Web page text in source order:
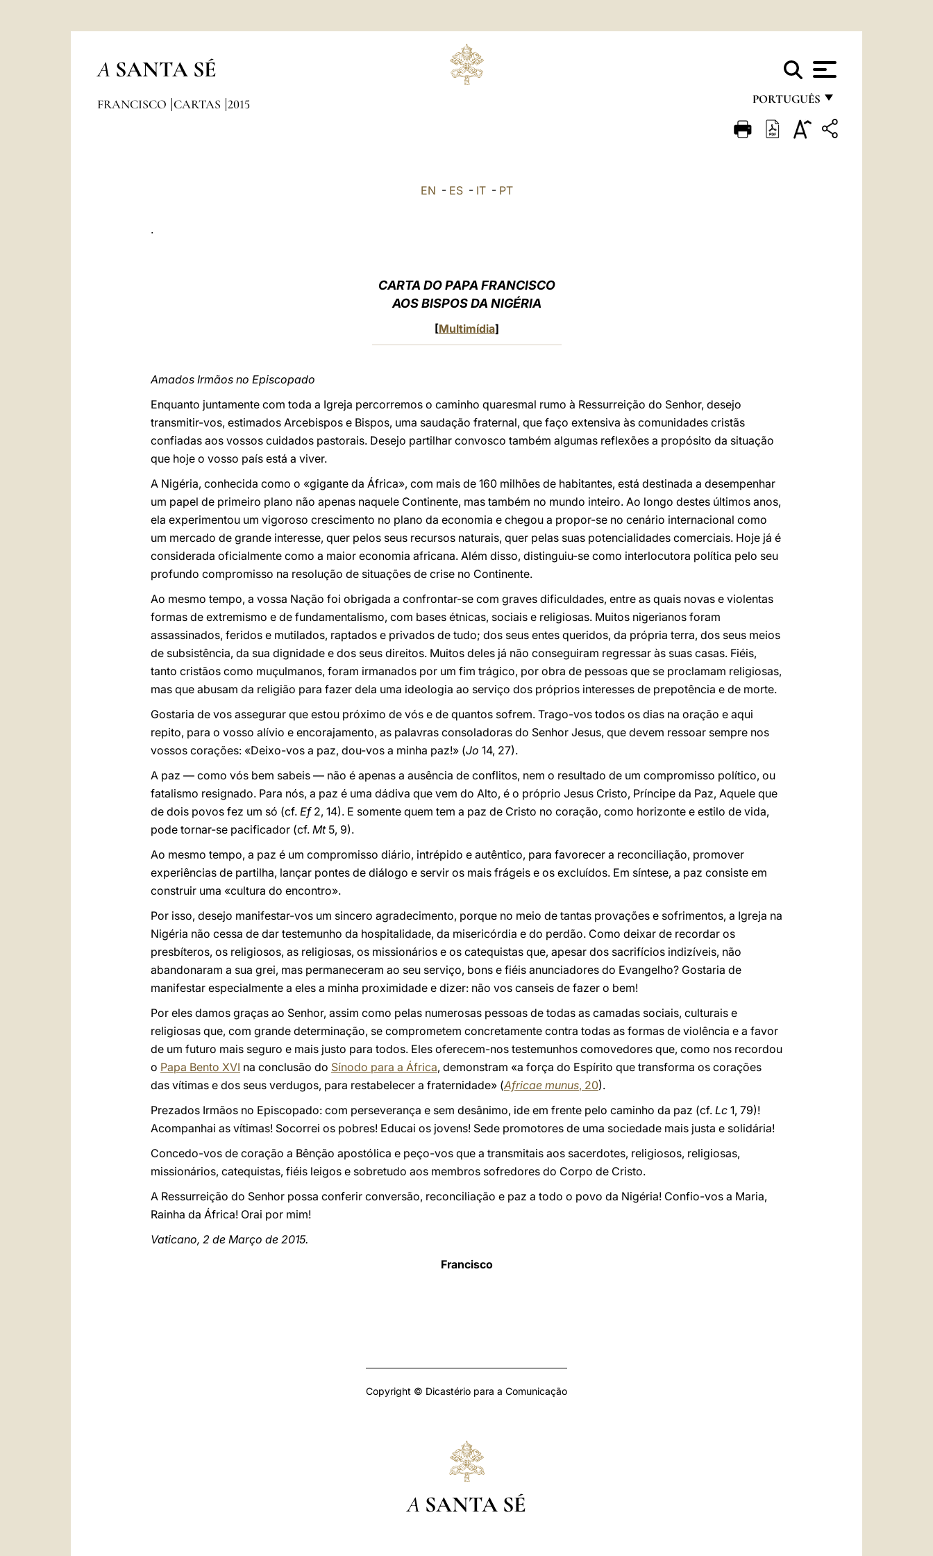
A SANTA SÉ
PORTUGUÊS
FRANÇAIS
FRANCISCO CARTAS 2015
EN - ES- IT- PT
.
CARTA DO PAPA FRANCISCO
AOS BISPOS DA NIGÉRIA
[Multimídia]
Amados Irmãos no Episcopado
Enquanto juntamente com toda a Igreja percorremos o caminho quaresmal rumo à Ressurreição do Senhor, desejo
transmitir-vos, estimados Arcebispos e Bispos, uma saudação fraternal, que faço extensiva às comunidades cristãs
confiadas aos vossos cuidados pastorais. Desejo partilhar convosco também algumas reflexões a propósito da situação
que hoje o vosso país está a viver.
A Nigéria, conhecida como o «gigante da África», com mais de 160 milhões de habitantes, está destinada a desempenhar
um papel de primeiro plano não apenas naquele Continente, mas também no mundo inteiro. Ao longo destes últimos anos,
ela experimentou um vigoroso crescimento no plano da economia e chegou a propor-se no cenário internacional como
um mercado de grande interesse, quer pelos seus recursos naturais, quer pelas suas potencialidades comerciais. Hoje já é
considerada oficialmente como a maior economia africana. Além disso, distinguiu-se como interlocutora política pelo seu
profundo compromisso na resolução de situações de crise no Continente.
Ao mesmo tempo, a vossa Nação foi obrigada a confrontar-se com graves dificuldades, entre as quais novas e violentas
formas de extremismo e de fundamentalismo, com bases étnicas, sociais e religiosas. Muitos nigerianos foram
assassinados, feridos e mutilados, raptados e privados de tudo; dos seus entes queridos, da própria terra, dos seus meios
de subsistência, da sua dignidade e dos seus direitos. Muitos deles já não conseguiram regressar às suas casas. Fiéis,
tanto cristãos como muçulmanos, foram irmanados por um fim trágico, por obra de pessoas que se proclamam religiosas,
mas que abusam da religião para fazer dela uma ideologia ao serviço dos próprios interesses de prepotência e de morte.
Gostaria de vos assegurar que estou próximo de vós e de quantos sofrem. Trago-vos todos os dias na oração e aqui
repito, para o vosso alívio e encorajamento, as palavras consoladoras do Senhor Jesus, que devem ressoar sempre nos
vossos corações: «Deixo-vos a paz, dou-vos a minha paz!» (Jo 14, 27).
A paz — como vós bem sabeis — não é apenas a ausência de conflitos, nem o resultado de um compromisso político, ou
fatalismo resignado. Para nós, a paz é uma dádiva que vem do Alto, é o próprio Jesus Cristo, Príncipe da Paz, Aquele que
de dois povos fez um só (cf. Ef 2, 14). E somente quem tem a paz de Cristo no coração, como horizonte e estilo de vida,
pode tornar-se pacificador (cf. Mt 5, 9).
Ao mesmo tempo, a paz é um compromisso diário, intrépido e autêntico, para favorecer a reconciliação, promover
experiências de partilha, lançar pontes de diálogo e servir os mais frágeis e os excluídos. Em síntese, a paz consiste em
construir uma «cultura do encontro».
Por isso, desejo manifestar-vos um sincero agradecimento, porque no meio de tantas provações e sofrimentos, a Igreja na
Nigéria não cessa de dar testemunho da hospitalidade, da misericórdia e do perdão. Como deixar de recordar os
presbíteros, os religiosos, as religiosas, os missionários e os catequistas que, apesar dos sacrifícios indizíveis, não
abandonaram a sua grei, mas permaneceram ao seu serviço, bons e fiéis anunciadores do Evangelho? Gostaria de
manifestar especialmente a eles a minha proximidade e dizer: não vos canseis de fazer o bem!
Por eles damos graças ao Senhor, assim como pelas numerosas pessoas de todas as camadas sociais, culturais e
religiosas que, com grande determinação, se comprometem concretamente contra todas as formas de violência e a favor
de um futuro mais seguro e mais justo para todos. Eles oferecem-nos testemunhos comovedores que, como nos recordou
o Papa Bento XVI na conclusão do Sínodo para a África, demonstram «a força do Espírito que transforma os corações
das vítimas e dos seus verdugos, para restabelecer a fraternidade» (Africae munus, 20).
Prezados Irmãos no Episcopado: com perseverança e sem desânimo, ide em frente pelo caminho da paz (cf. Lc 1, 79)!
Acompanhai as vítimas! Socorrei os pobres! Educai os jovens! Sede promotores de uma sociedade mais justa e solidária!
Concedo-vos de coração a Bênção apostólica e peço-vos que a transmitais aos sacerdotes, religiosos, religiosas,
missionários, catequistas, fiéis leigos e sobretudo aos membros sofredores do Corpo de Cristo.
A Ressurreição do Senhor possa conferir conversão, reconciliação e paz a todo o povo da Nigéria! Confio-vos a Maria,
Rainha da África! Orai por mim!
Vaticano, 2 de Março de 2015.
Francisco
Copyright © Dicastério para a Comunicação
A SANTA SÉ